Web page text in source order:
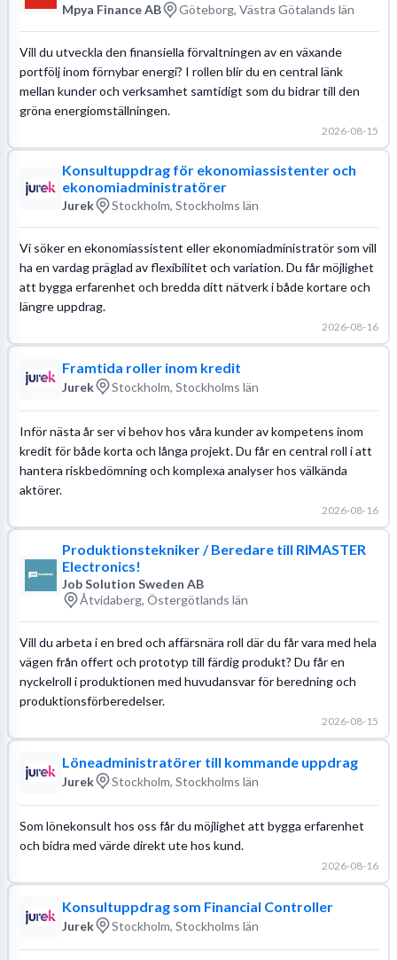
Mpya Finance AB Göteborg, Västra Götalands län
Vill du utveckla den finansiella förvaltningen av en växande
portfölj inom förnybar energi? I rollen blir du en central länk
mellan kunder och verksamhet samtidigt som du bidrar till den
gröna energiomställningen.
2026-08-15
Konsultuppdrag för ekonomiassistenter och
ekonomiadministratörer
Jurek Stockholm, Stockholms län
Vi söker en ekonomiassistent eller ekonomiadministratör som vill
ha en vardag präglad av flexibilitet och variation. Du får möjlighet
att bygga erfarenhet och bredda ditt nätverk i både kortare och
längre uppdrag.
2026-08-16
Framtida roller inom kredit
Jurek Stockholm, Stockholms län
Inför nästa år ser vi behov hos våra kunder av kompetens inom
kredit för både korta och långa projekt. Du får en central roll i att
hantera riskbedömning och komplexa analyser hos välkända
aktörer.
2026-08-16
Produktionstekniker / Beredare till RIMASTER
Electronics!
Job Solution Sweden AB
Åtvidaberg, Östergötlands län
Vill du arbeta i en bred och affärsnära roll där du får vara med hela
vägen från offert och prototyp till färdig produkt? Du får en
nyckelroll i produktionen med huvudansvar för beredning och
produktionsförberedelser.
2026-08-15
Löneadministratörer till kommande uppdrag
Jurek Stockholm, Stockholms län
Som lönekonsult hos oss får du möjlighet att bygga erfarenhet
och bidra med värde direkt ute hos kund.
2026-08-16
Konsultuppdrag som Financial Controller
Jurek Stockholm, Stockholms län